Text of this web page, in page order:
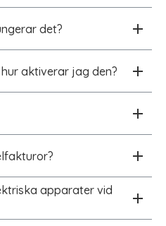
det?
aktiverar jag den?
apparater vid